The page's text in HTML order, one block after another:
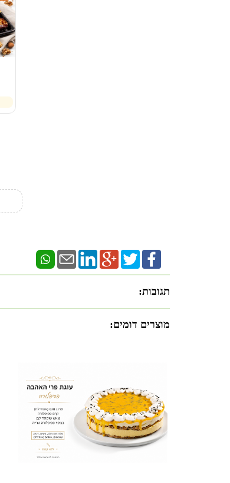
תגובות:
מוצרים דומים: